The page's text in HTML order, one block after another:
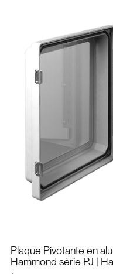
Plaque Pivotante en
Hammond série PJ
|